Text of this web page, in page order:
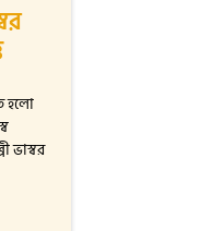
হলো
ভাস্বর